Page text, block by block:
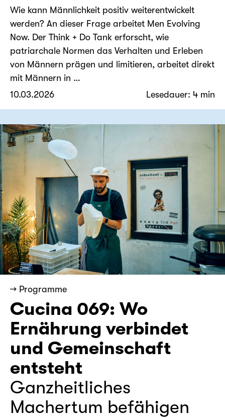
Wie kann Männlichkeit positiv weiterentwickelt
werden? An dieser Frage arbeitet Men Evolving
Now. Der Think + Do Tank erforscht, wie
patriarchale Normen das Verhalten und Erleben
von Männern prägen und limitieren, arbeitet direkt
mit Männern in …
10.03.2026
Lesedauer: 4 min
→ Programme
Cucina 069: Wo
Ernährung verbindet
und Gemeinschaft
entsteht
Ganzheitliches
Machertum befähigen